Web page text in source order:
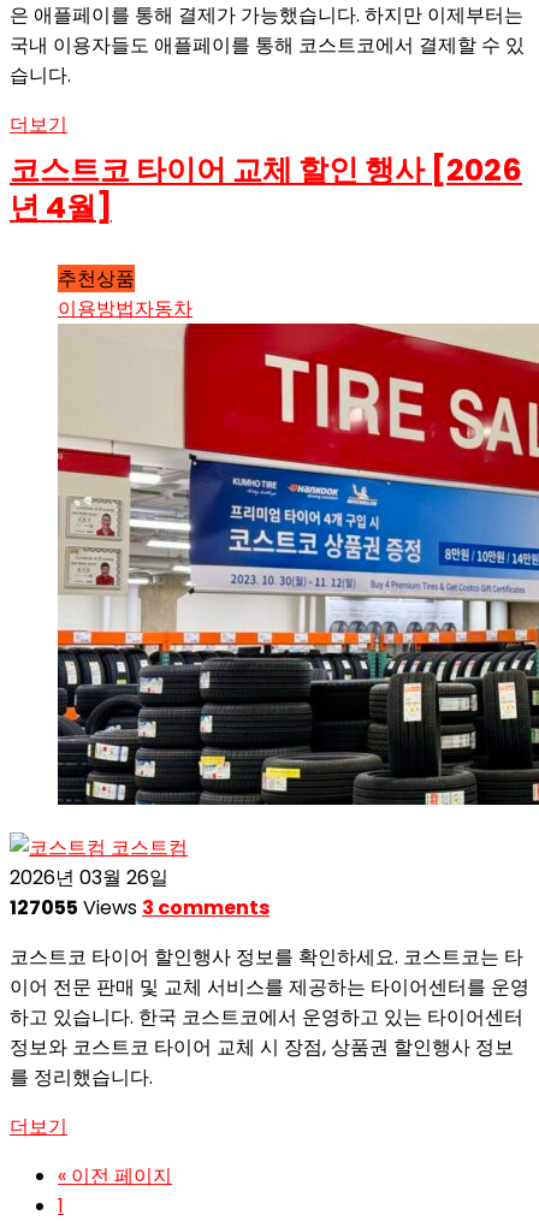
은 애플페이를 통해 결제가 가능했습니다. 하지만 이제부터는
국내 이용자들도 애플페이를 통해 코스트코에서 결제할 수 있
습니다.
더보기
코스트코 타이어 교체 할인 행사 [2026
년 4월]
추천상품
이용방법자동차
코스트컴
2026년 03월 26일
127055 Views 3 comments
코스트코 타이어 할인행사 정보를 확인하세요. 코스트코는 타
이어 전문 판매 및 교체 서비스를 제공하는 타이어센터를 운영
하고 있습니다. 한국 코스트코에서 운영하고 있는 타이어센터
정보와 코스트코 타이어 교체 시 장점, 상품권 할인행사 정보
를 정리했습니다.
더보기
« 이전 페이지
1